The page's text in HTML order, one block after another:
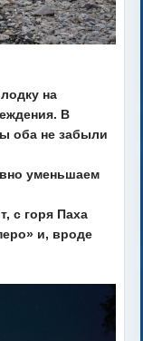
на
В
оба не забыли
уменьшаем
с горя Паха
и, вроде